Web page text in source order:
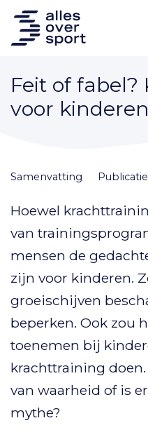
Feit of
voor
samenvatting
Hoewel
van
mensen de
zijn voor kinderen.
groeischijven
beperken. Ook zou
toenemen bij
krachttraining
van waarheid of is
mythe?